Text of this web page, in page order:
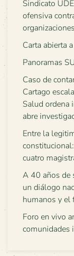
Sindicato
ofensiva
Carta abierta
Panoramas
Caso de
Cartago
Salud ordena
abre
Entre la
cuatro
A 40 años de
un diálogo
humanos y el
Foro en vivo
comunidades